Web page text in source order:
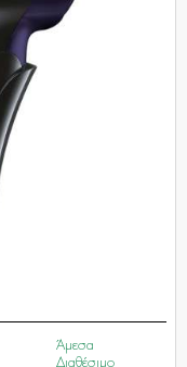
Άμεσα
Διαθέσιμο